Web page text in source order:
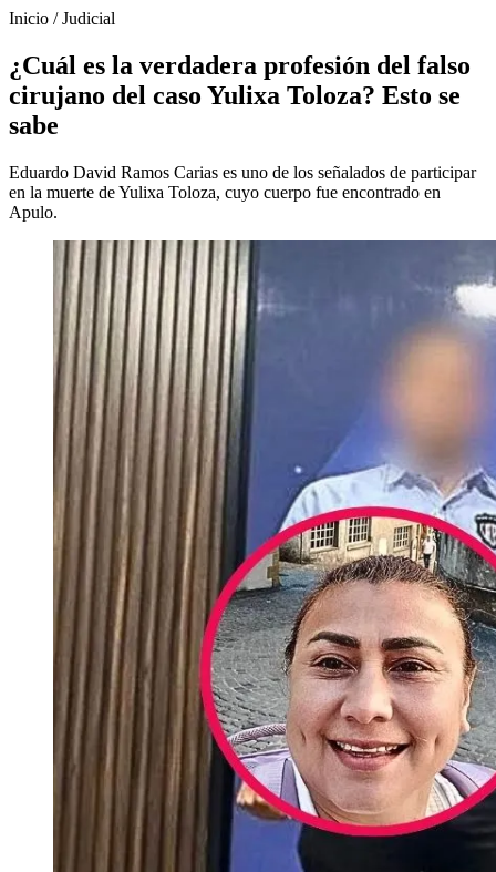
Inicio /Judicial
¿Cuál es la verdadera profesión del falso
cirujano del caso Yulixa Toloza? Esto se
sabe
Eduardo David Ramos Carias es uno de los señalados de participar
en la muerte de Yulixa Toloza, cuyo cuerpo fue encontrado en
Apulo.